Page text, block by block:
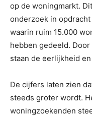
op de woningmarkt.
onderzoek in opdracht
waarin ruim 15.000
hebben gedeeld.
staan de eerlijkheid
De cijfers laten zien
steeds groter wordt.
woningzoekenden